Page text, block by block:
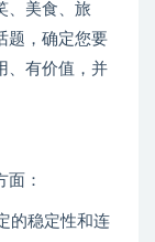
、美食、旅
题，确定您要
、有价值，并
：
的稳定性和连